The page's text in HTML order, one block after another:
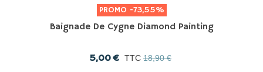
PROMO -73,55%
Baignade De Cygne Diamond Painting
5,00 € TTC 18,90 €